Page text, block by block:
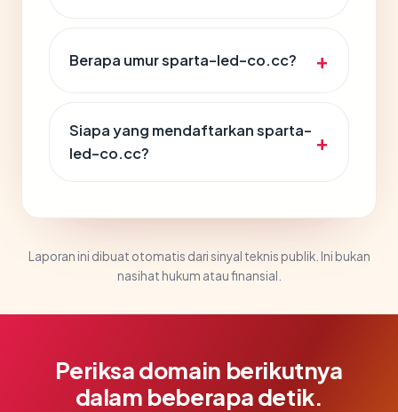
Berapa umur sparta-led-co.cc?
Siapa yang mendaftarkan sparta-
led-co.cc?
Laporan ini dibuat otomatis dari sinyal teknis publik. Ini bukan
nasihat hukum atau finansial.
Periksa domain berikutnya
dalam beberapa detik.